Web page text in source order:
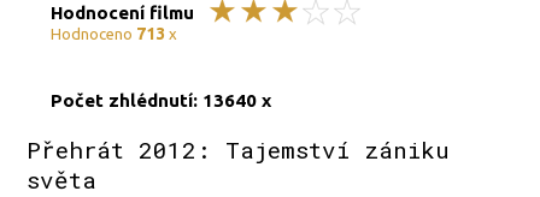
Hodnocení filmu
Hodnoceno 713x
Počet zhlédnutí: 13640 x
Přehrát 2012: Tajemství zániku
světa